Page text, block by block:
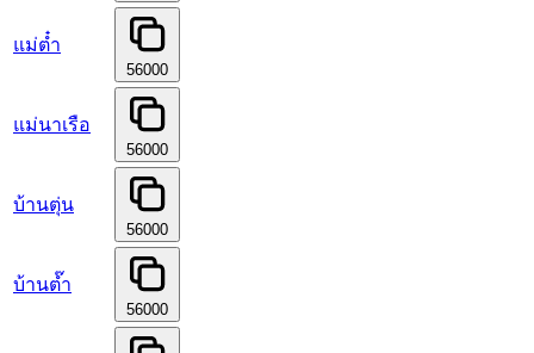
แม่ต๋ำ
56000
แม่นาเรือ
56000
บ้านตุ่น
56000
บ้านต๊ำ
56000